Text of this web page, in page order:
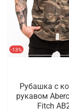
-13%
Рубашка с
рукавом
Fitch